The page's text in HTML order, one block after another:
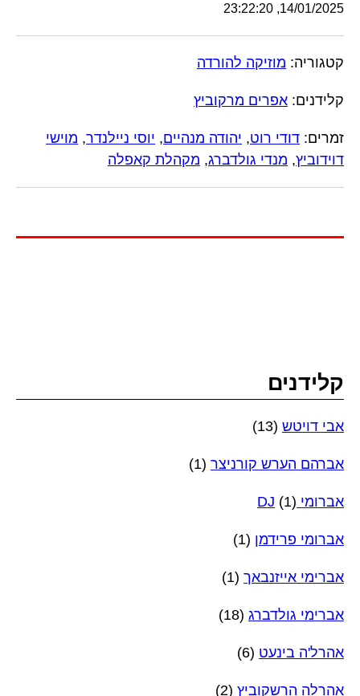
14/01/2025, 23:22:20
קטגוריה: מוזיקה להורדה
קלידנים: אפרים מרקוביץ
זמרים: דודי רוט, יהודה מנהיים, יוסי ניילנדר, מוישי
דוידוביץ, מנדי גולדברג, מקהלת קאפלה
קלידנים
אבי דויטש (13)
אברהם הערש קורניצר (1)
אברומי DJ (1)
אברומי פרידמן (1)
אברימי אייזנבאך (1)
אברימי גולדברג (18)
אהרל'ה בינעט (6)
אהרלה הרשקוביץ (2)